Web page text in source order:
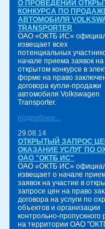
О ПРОВЕДЕНИИ
КОНКУРСА ПО
АВТОМОБИЛЯ
TRANSPORTER
ОАО «ОКТБ ИС»
извещает всех
потенциальных
начале приема заявок на
открытом конкурсе в
форме на право
договора купли-продажи
автомобиля Volkswagen
Transporter.
подробнее...
29.08.14
ОТКРЫТЫЙ ЗАПРОС
ОКАЗАНИЕ УСЛУГ ПО
ОАО "ОКТБ ИС"
ОАО «ОКТБ ИС»
извещает о начале
заявок на участие в
запросе цен на право
договора на услуги по
объектов и организации
контрольно-пропускного
на территории ОАО